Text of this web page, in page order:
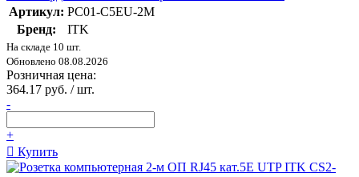
Артикул: PC01-C5EU-2M
Бренд:
ITK
На складе 10 шт.
Обновлено 08.08.2026
Розничная цена:
364.17 руб. / шт.
-
+
Купить